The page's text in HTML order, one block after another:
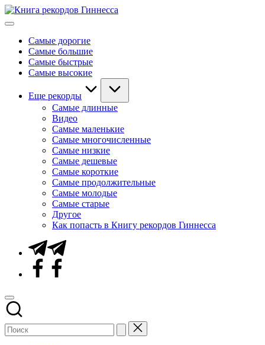
Перейти
к
Мировые
ГиннессаСамые дорогие
Самые большие
Самые быстрые
Самые высокие
Еще рекорды
Самые длинные
Видео
Самые маленькие
Самые многочисленные
Самые низкие
Самые дешевые
Самые короткие
Самые продолжительные
Самые молодые
Самые старые
Другое
Как попасть в Книгу рекордов Гиннесса
Telegram
Facebook